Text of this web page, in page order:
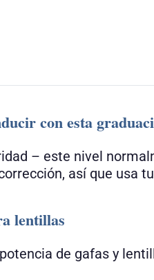
con esta
– este nivel
así que usa
lentillas
de gafas y